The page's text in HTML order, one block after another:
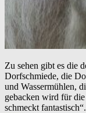
Zu sehen gibt es die
Dorfschmiede, die
und Wassermühlen,
gebacken wird für
schmeckt